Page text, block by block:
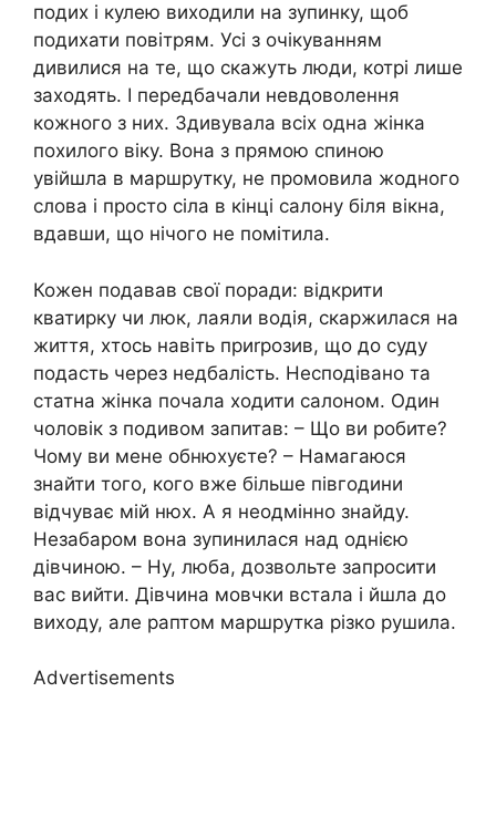
подих і кулею виходили на зупинку, щоб
подихати повітрям. Усі з очікуванням
дивилися на те, що скажуть люди, котрі лише
заходять. І передбачали невдоволення
кожного з них. Здивувала всіх одна жінка
похилого віку. Вона з прямою спиною
увійшла в маршрутку, не промовила жодного
слова і просто сіла в кінці салону біля вікна,
вдавши, що нічого не помітила.
Кожен подавав свої поради: відкрити
кватирку чи люк, лаяли водія, скаржилася на
життя, хтось навіть приrрозив, що до суду
подасть через недбалість. Несподівано та
статна жінка почала ходити салоном. Один
чоловік з подивом запитав: – Що ви робите?
Чому ви мене обнюхуєте? – Намагаюся
знайти того, кого вже більше півгодини
відчуває мій нюх. А я неодмінно знайду.
Незабаром вона зупинилася над однією
дівчиною. – Ну, люба, дозвольте запросити
вас вийти. Дівчина мовчки встала і йшла до
виходу, але раптом маршрутка різко рушила.
Advertisements